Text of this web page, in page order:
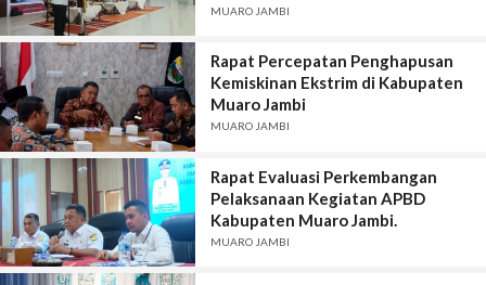
MUARO JAMBI
Rapat Percepatan Penghapusan
Kemiskinan Ekstrim di Kabupaten
Muaro Jambi
MUARO JAMBI
Rapat Evaluasi Perkembangan
Pelaksanaan Kegiatan APBD
Kabupaten Muaro Jambi.
MUARO JAMBI